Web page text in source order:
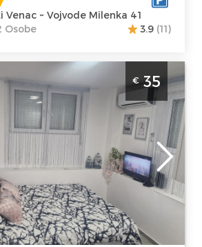
Venac ~ Vojvode Milenka 41
Osobe
3.9 (11)
Beo centar Beograd
apartman, veličine 20m2,
dve odrasle osobe.
2
Kvadratura :20
m2
Struktura :
Studio
€35